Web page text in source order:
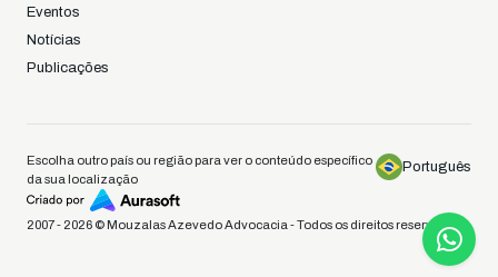
Eventos
Notícias
Publicações
Escolha outro país ou região para ver o conteúdo específico
da sua localização
Português
2007 - 2026 © Mouzalas Azevedo Advocacia - Todos os direitos reservados.